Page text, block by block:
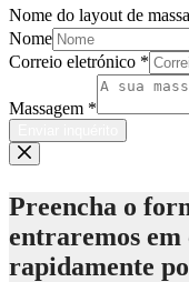
Nome do layout de
Nome
Correio eletrónico *
Massagem *
Preencha o
entraremos em
rapidamente